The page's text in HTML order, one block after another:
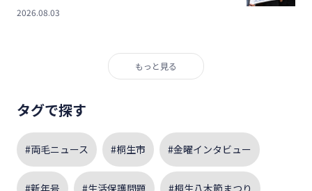
2026.08.03
もっと見る
タグで探す
#両毛ニュース #桐生市 #金曜インタビュー
#新年号 #生活保護問題 #桐生八木節まつり